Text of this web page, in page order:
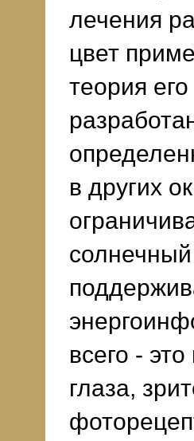
лечения
цвет
теория
в других
солнечный
всего -
глаза,